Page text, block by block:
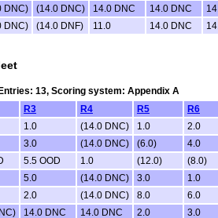
DNC) (14.0 DNC) 14.0 DNC 14.0 DNC
DNC) (14.0 DNF) 11.0 14.0 DNC
13, Scoring system: Appendix A
R3 R4 R5 R6
1.0 (14.0 DNC) 1.0 2.0
3.0 (14.0 DNC) (6.0) 4.0
5.5 OOD 1.0 (12.0) (8.0)
5.0 (14.0 DNC) 3.0 1.0
2.0 (14.0 DNC) 8.0 6.0
14.0 DNC 14.0 DNC 2.0 3.0